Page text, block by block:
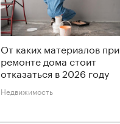
От каких материалов при
ремонте дома стоит
отказаться в 2026 году
Недвижимость